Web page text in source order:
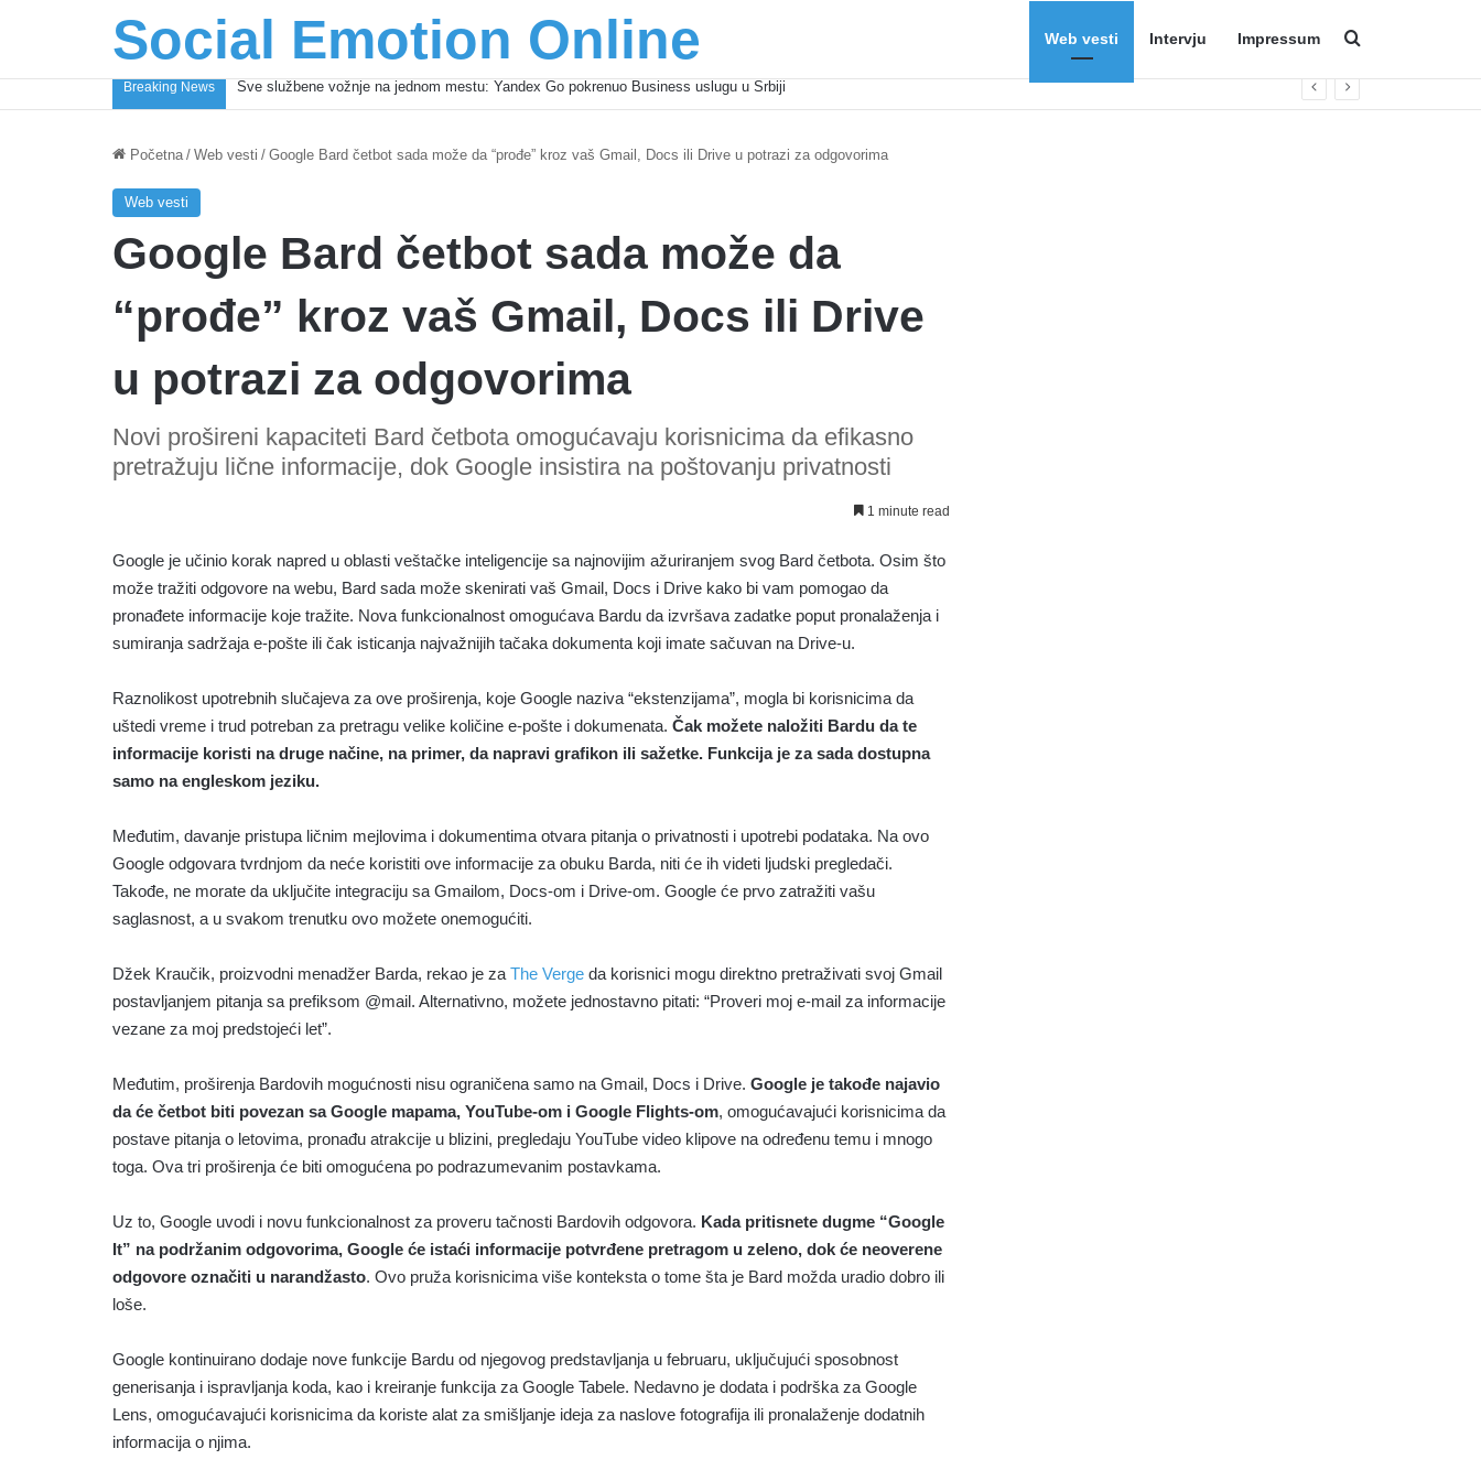
Social Emotion Online Web vesti Intervju Impressum
Breaking News Sve službene vožnje na jednom mestu: Yandex Go pokrenuo Business uslugu u Srbiji
Početna / Web vesti / Google Bard četbot sada može da “prođe” kroz vaš Gmail, Docs ili Drive u potrazi za odgovorima
Web vesti
Google Bard četbot sada može da
“prođe” kroz vaš Gmail, Docs ili Drive
u potrazi za odgovorima
Novi prošireni kapaciteti Bard četbota omogućavaju korisnicima da efikasno
pretražuju lične informacije, dok Google insistira na poštovanju privatnosti
1 minute read
Google je učinio korak napred u oblasti veštačke inteligencije sa najnovijim ažuriranjem svog Bard četbota. Osim što
može tražiti odgovore na webu, Bard sada može skenirati vaš Gmail, Docs i Drive kako bi vam pomogao da
pronađete informacije koje tražite. Nova funkcionalnost omogućava Bardu da izvršava zadatke poput pronalaženja i
sumiranja sadržaja e-pošte ili čak isticanja najvažnijih tačaka dokumenta koji imate sačuvan na Drive-u.
Raznolikost upotrebnih slučajeva za ove proširenja, koje Google naziva “ekstenzijama”, mogla bi korisnicima da
uštedi vreme i trud potreban za pretragu velike količine e-pošte i dokumenata. Čak možete naložiti Bardu da te
informacije koristi na druge načine, na primer, da napravi grafikon ili sažetke. Funkcija je za sada dostupna
samo na engleskom jeziku.
Međutim, davanje pristupa ličnim mejlovima i dokumentima otvara pitanja o privatnosti i upotrebi podataka. Na ovo
Google odgovara tvrdnjom da neće koristiti ove informacije za obuku Barda, niti će ih videti ljudski pregledači.
Takođe, ne morate da uključite integraciju sa Gmailom, Docs-om i Drive-om. Google će prvo zatražiti vašu
saglasnost, a u svakom trenutku ovo možete onemogućiti.
Džek Kraučik, proizvodni menadžer Barda, rekao je za The Verge da korisnici mogu direktno pretraživati svoj Gmail
postavljanjem pitanja sa prefiksom @mail. Alternativno, možete jednostavno pitati: “Proveri moj e-mail za informacije
vezane za moj predstojeći let”.
Međutim, proširenja Bardovih mogućnosti nisu ograničena samo na Gmail, Docs i Drive. Google je takođe najavio
da će četbot biti povezan sa Google mapama, YouTube-om i Google Flights-om, omogućavajući korisnicima da
postave pitanja o letovima, pronađu atrakcije u blizini, pregledaju YouTube video klipove na određenu temu i mnogo
toga. Ova tri proširenja će biti omogućena po podrazumevanim postavkama.
Uz to, Google uvodi i novu funkcionalnost za proveru tačnosti Bardovih odgovora. Kada pritisnete dugme “Google
It” na podržanim odgovorima, Google će istaći informacije potvrđene pretragom u zeleno, dok će neoverene
odgovore označiti u narandžasto. Ovo pruža korisnicima više konteksta o tome šta je Bard možda uradio dobro ili
loše.
Google kontinuirano dodaje nove funkcije Bardu od njegovog predstavljanja u februaru, uključujući sposobnost
generisanja i ispravljanja koda, kao i kreiranje funkcija za Google Tabele. Nedavno je dodata i podrška za Google
Lens, omogućavajući korisnicima da koriste alat za smišljanje ideja za naslove fotografija ili pronalaženje dodatnih
informacija o njima.